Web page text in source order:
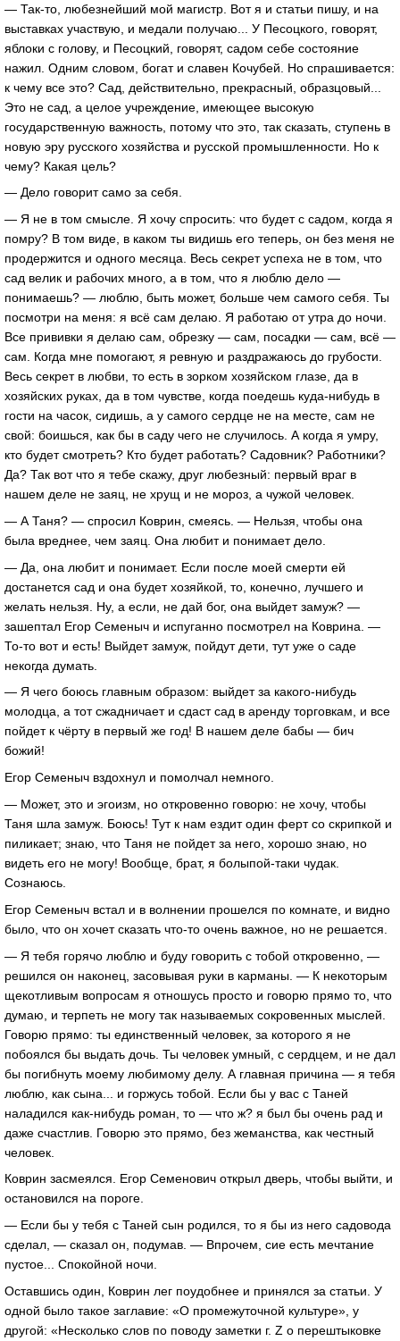
— Так-то, любезнейший мой магистр. Вот я и статьи пишу, и на
выставках участвую, и медали получаю... У Песоцкого, говорят,
яблоки с голову, и Песоцкий, говорят, садом себе состояние
нажил. Одним словом, богат и славен Кочубей. Но спрашивается:
к чему все это? Сад, действительно, прекрасный, образцовый...
Это не сад, а целое учреждение, имеющее высокую
государственную важность, потому что это, так сказать, ступень в
новую эру русского хозяйства и русской промышленности. Но к
чему? Какая цель?
— Дело говорит само за себя.
— Я не в том смысле. Я хочу спросить: что будет с садом, когда я
помру? В том виде, в каком ты видишь его теперь, он без меня не
продержится и одного месяца. Весь секрет успеха не в том, что
сад велик и рабочих много, а в том, что я люблю дело —
понимаешь? — люблю, быть может, больше чем самого себя. Ты
посмотри на меня: я всё сам делаю. Я работаю от утра до ночи.
Все прививки я делаю сам, обрезку — сам, посадки — сам, всё —
сам. Когда мне помогают, я ревную и раздражаюсь до грубости.
Весь секрет в любви, то есть в зорком хозяйском глазе, да в
хозяйских руках, да в том чувстве, когда поедешь куда-нибудь в
гости на часок, сидишь, а у самого сердце не на месте, сам не
свой: боишься, как бы в саду чего не случилось. А когда я умру,
кто будет смотреть? Кто будет работать? Садовник? Работники?
Да? Так вот что я тебе скажу, друг любезный: первый враг в
нашем деле не заяц, не хрущ и не мороз, а чужой человек.
— А Таня? — спросил Коврин, смеясь. — Нельзя, чтобы она
была вреднее, чем заяц. Она любит и понимает дело.
— Да, она любит и понимает. Если после моей смерти ей
достанется сад и она будет хозяйкой, то, конечно, лучшего и
желать нельзя. Ну, а если, не дай бог, она выйдет замуж? —
зашептал Егор Семеныч и испуганно посмотрел на Коврина. —
То-то вот и есть! Выйдет замуж, пойдут дети, тут уже о саде
некогда думать.
— Я чего боюсь главным образом: выйдет за какого-нибудь
молодца, а тот сжадничает и сдаст сад в аренду торговкам, и все
пойдет к чёрту в первый же год! В нашем деле бабы — бич
божий!
Егор Семеныч вздохнул и помолчал немного.
— Может, это и эгоизм, но откровенно говорю: не хочу, чтобы
Таня шла замуж. Боюсь! Тут к нам ездит один ферт со скрипкой и
пиликает; знаю, что Таня не пойдет за него, хорошо знаю, но
видеть его не могу! Вообще, брат, я болыпой-таки чудак.
Сознаюсь.
Егор Семеныч встал и в волнении прошелся по комнате, и видно
было, что он хочет сказать что-то очень важное, но не решается.
— Я тебя горячо люблю и буду говорить с тобой откровенно, —
решился он наконец, засовывая руки в карманы. — К некоторым
щекотливым вопросам я отношусь просто и говорю прямо то, что
думаю, и терпеть не могу так называемых сокровенных мыслей.
Говорю прямо: ты единственный человек, за которого я не
побоялся бы выдать дочь. Ты человек умный, с сердцем, и не дал
бы погибнуть моему любимому делу. А главная причина — я тебя
люблю, как сына... и горжусь тобой. Если бы у вас с Таней
наладился как-нибудь роман, то — что ж? я был бы очень рад и
даже счастлив. Говорю это прямо, без жеманства, как честный
человек.
Коврин засмеялся. Егор Семенович открыл дверь, чтобы выйти, и
остановился на пороге.
— Если бы у тебя с Таней сын родился, то я бы из него садовода
сделал, — сказал он, подумав. — Впрочем, сие есть мечтание
пустое... Спокойной ночи.
Оставшись один, Коврин лег поудобнее и принялся за статьи. У
одной было такое заглавие: «О промежуточной культуре», у
другой: «Несколько слов по поводу заметки г. Z о перештыковке